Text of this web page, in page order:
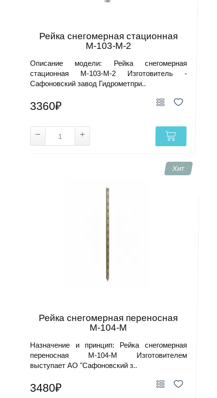
Рейка снегомерная стационная
М-103-М-2
Описание модели: Рейка снегомерная
стационная М-103-М-2 Изготовитель -
Сафоновский завод Гидрометпри..
3360₽
Хит
Рейка снегомерная переносная
М-104-М
Назначение и принцип: Рейка снегомерная
переносная М-104-М Изготовителем
выступает АО "Сафоновский з..
3480₽